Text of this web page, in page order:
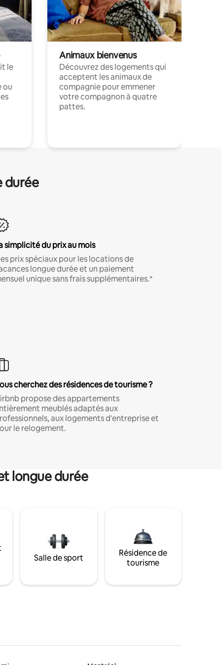
le
ou
Animaux bienvenus
Découvrez des logements qui
acceptent les animaux de
compagnie pour emmener
votre compagnon à quatre
pattes.
durée
simplicité du prix au mois
prix spéciaux pour les locations de
longue durée et un paiement
unique sans frais supplémentaires.*
cherchez des résidences de tourisme ?
propose des appartements
meublés adaptés aux
aux logements d'entreprise et
le relogement.
longue durée
Salle de sport
Résidence de
tourisme